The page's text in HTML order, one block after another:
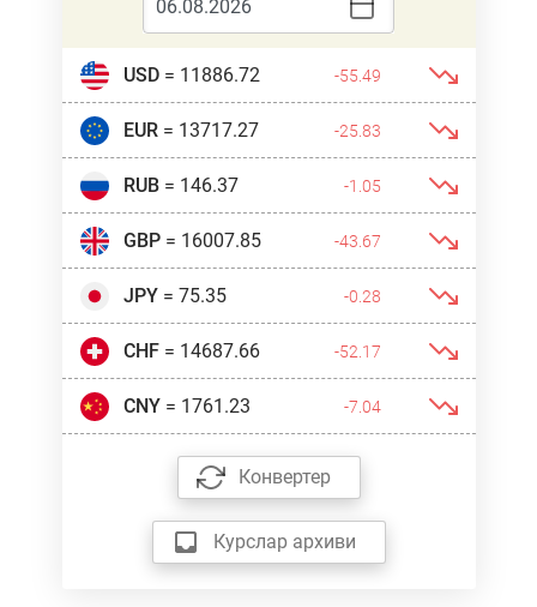
USD= 11886.72 -55.49
EUR= 13717.27 -25.83
RUB= 146.37 -1.05
GBP= 16007.85 -43.67
JPY= 75.35 -0.28
CHF= 14687.66 -52.17
CNY= 1761.23 -7.04
Конвертер
Курслар архиви